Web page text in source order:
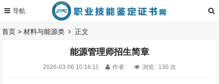
首页 >材料与能源类 正文
能源管理师招生简章
2026-03-06 10:16:11 作者 : 浏览 : 130 次